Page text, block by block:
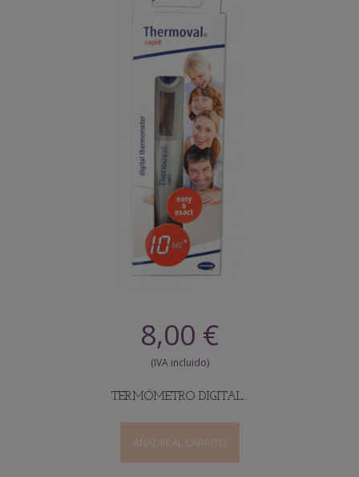
8,00 €
TERMÓMETRO DIGITAL...
AÑADIR AL CARRITO